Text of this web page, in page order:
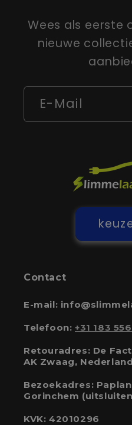
Wees als eerste
nieuwe
E-Mail
Contact
E-mail:
Telefoon: +31 183
Retouradres: De
AK Zwaag, Nederland
Bezoekadres:
Gorinchem
KVK: 42010296